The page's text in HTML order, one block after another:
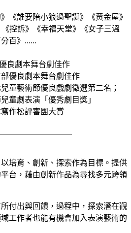
《誰要陪小狼過聖誕》《黃金屋》
《控訴》《幸福天堂》《女子三溫
百》......
良劇本舞台劇佳作
部優良劇本舞台劇佳作
童藝術節優良戲劇徵選第二名；
童劇表演「優秀劇目獎」
作松評審團大賞
培育、創新、探索作為目標。提供
台，藉由創新作品為尋找多元跨領
付出與回饋，過程中，探索潛在觀
工作者也能有機會加入表演藝術的